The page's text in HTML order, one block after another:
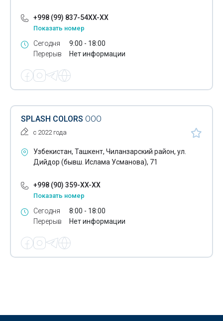
Термопереплет
Фирменные бланки
Цифровая цветная печать
Выставочные стенды
Изготовление рекламы
Изготовление табличек
Наклейки на автомобили
Реклама на остановках
Рекламное оформление автотранспорта
Светодиодные экраны
Разработка дизайна упаковки
+998 (99) 837-54XX-XX
Показать номер
Сегодня
Перерыв
9:00 - 18:00
Нет информации
SPLASH COLORS ООО
с 2022 года
Узбекистан, Ташкент, Чиланзарский район, ул.
Дийдор (бывш. Ислама Усманова), 71
+998 (90) 359-XX-XX
Показать номер
Сегодня
Перерыв
8:00 - 18:00
Нет информации